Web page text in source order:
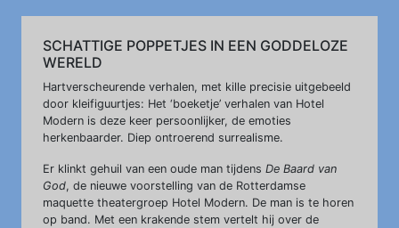
SCHATTIGE POPPETJES IN EEN GODDELOZE
WERELD
Hartverscheurende verhalen, met kille precisie uitgebeeld
door kleifiguurtjes: Het ‘boeketje’ verhalen van Hotel
Modern is deze keer persoonlijker, de emoties
herkenbaarder. Diep ontroerend surrealisme.
Er klinkt gehuil van een oude man tijdens De Baard van
God, de nieuwe voorstelling van de Rotterdamse
maquette theatergroep Hotel Modern. De man is te horen
op band. Met een krakende stem vertelt hij over de